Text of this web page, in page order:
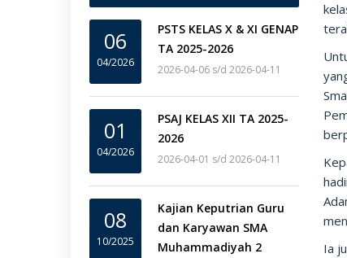
06
04/2026
PSTS KELAS X & XI GENAP
TA 2025-2026
2026-04-06 s/d 2026-04-11
01
04/2026
PSAJ KELAS XII TA 2025-
2026
2026-04-01 s/d 2026-04-11
08
10/2025
Kajian Keputrian Guru
dan Karyawan SMA
Muhammadiyah 2
Ia